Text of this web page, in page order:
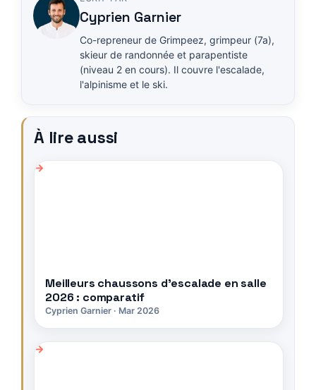
Cyprien Garnier
Co-repreneur de Grimpeez, grimpeur (7a),
skieur de randonnée et parapentiste
(niveau 2 en cours). Il couvre l'escalade,
l'alpinisme et le ski.
À lire aussi
Meilleurs chaussons d’escalade en salle
2026 : comparatif
Cyprien Garnier · Mar 2026